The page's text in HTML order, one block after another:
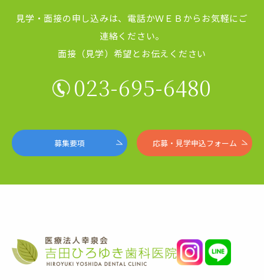
見学・面接の申し込みは、電話かＷＥＢからお気軽にご
連絡ください。
面接（見学）希望とお伝えください
023-695-6480
募集要項 応募・見学申込フォーム